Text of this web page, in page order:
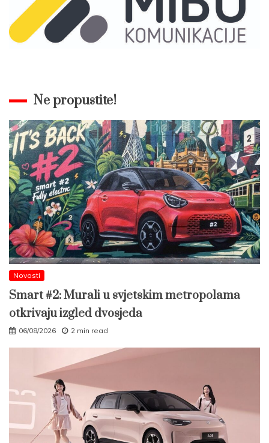
Ne propustite!
Novosti
Smart #2: Murali u svjetskim metropolama
otkrivaju izgled dvosjeda
06/08/2026 2 min read